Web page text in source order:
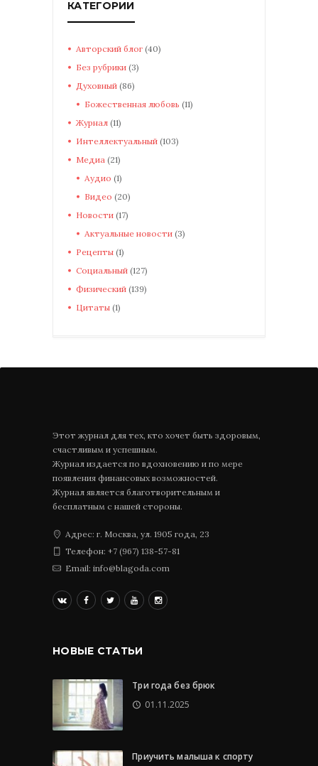
КАТЕГОРИИ
Авторский блог (40)
Без рубрики (3)
Духовный (86)
Божественная любовь (11)
Журнал (11)
Интеллектуальный (103)
Медиа (21)
Аудио (1)
Видео (20)
Новости (17)
Актуальные новости (3)
Рецепты (1)
Социальный (127)
Физический (139)
Цитаты (1)
Этот журнал для тех, кто хочет быть здоровым,
счастливым и успешным.
Журнал издается по вдохновению и по мере
появления финансовых возможностей.
Журнал является благотворительным и
бесплатным с нашей стороны.
Адрес: г. Москва, ул. 1905 года, 23
Телефон: +7 (967) 138-57-81
Email: info@blagoda.com
НОВЫЕ СТАТЬИ
Три года без брюк
01.11.2025
Приучить малыша к спорту